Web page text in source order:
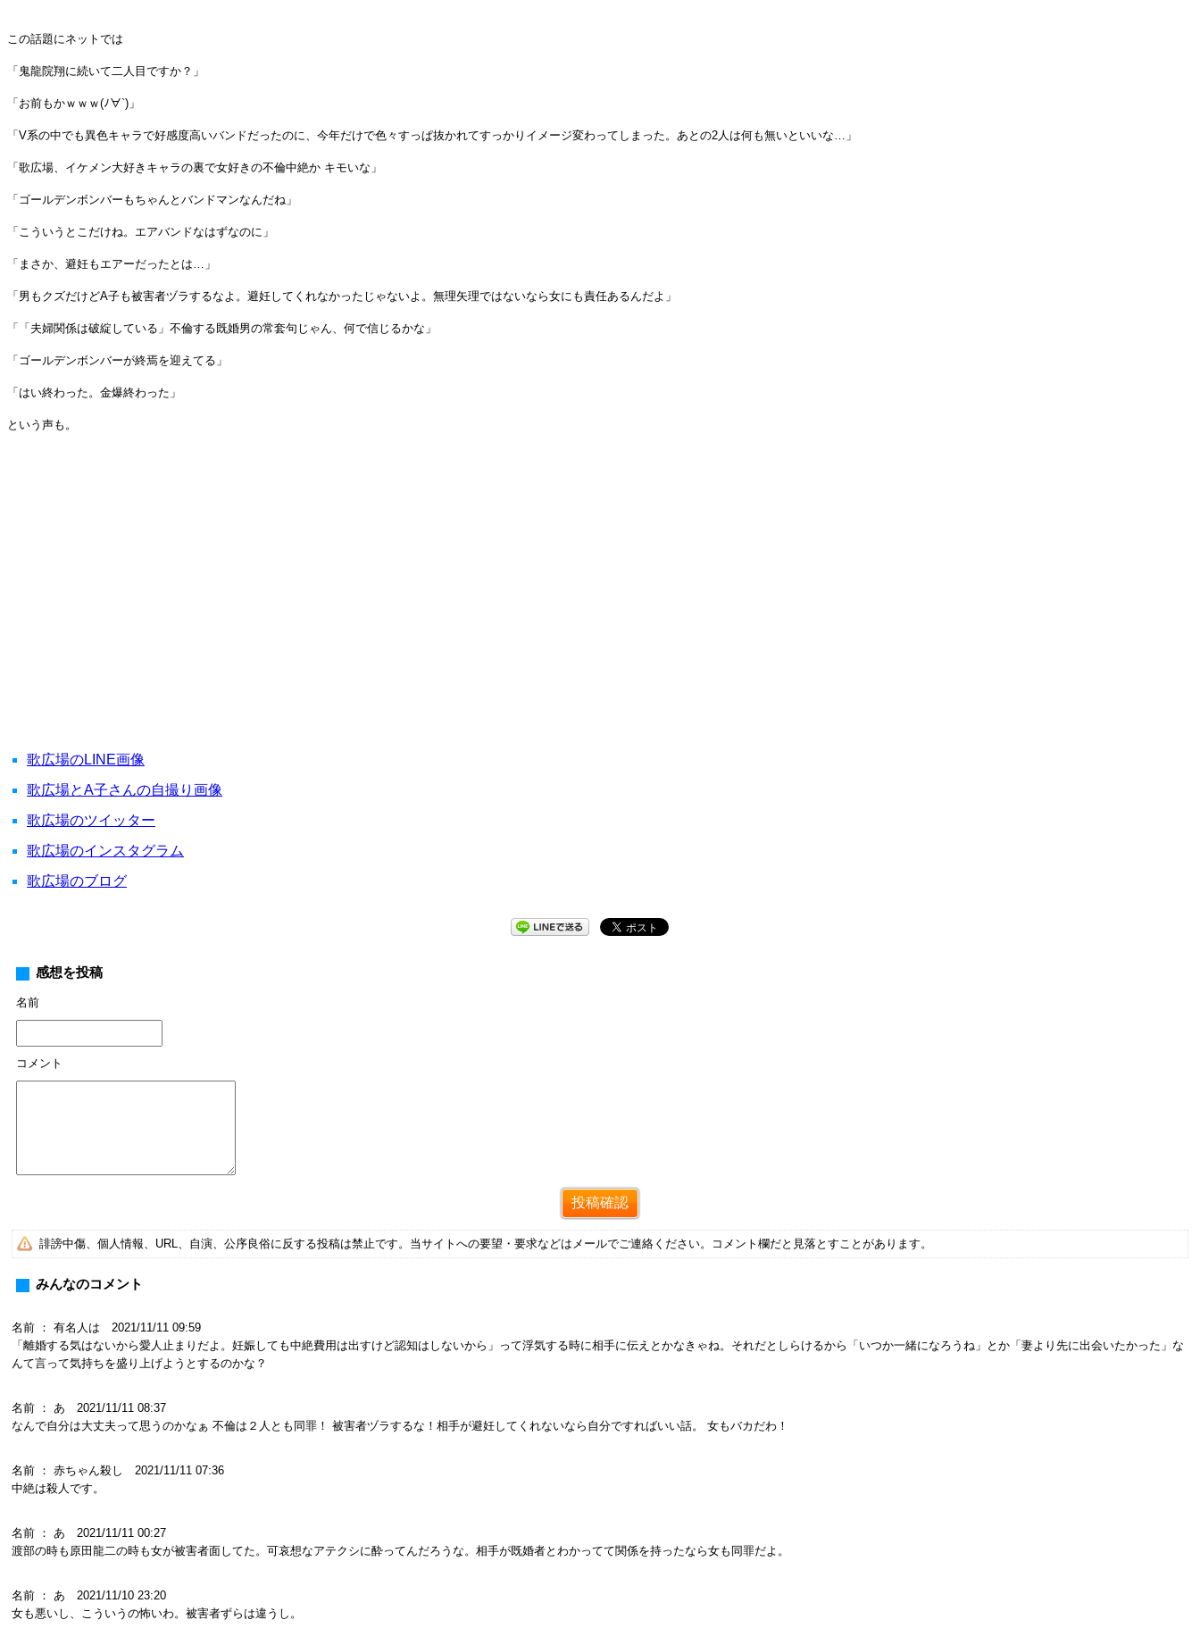
この話題にネットでは
「鬼龍院翔に続いて二人目ですか？」
「お前もかｗｗｗ(ﾉ∀`)」
「V系の中でも異色キャラで好感度高いバンドだったのに、今年だけで色々すっぱ抜かれてすっかりイメージ変わってしまった。あとの2人は何も無いといいな…」
「歌広場、イケメン大好きキャラの裏で女好きの不倫中絶か キモいな」
「ゴールデンボンバーもちゃんとバンドマンなんだね」
「こういうとこだけね。エアバンドなはずなのに」
「まさか、避妊もエアーだったとは…」
「男もクズだけどA子も被害者ヅラするなよ。避妊してくれなかったじゃないよ。無理矢理ではないなら女にも責任あるんだよ」
「「夫婦関係は破綻している」不倫する既婚男の常套句じゃん、何で信じるかな」
「ゴールデンボンバーが終焉を迎えてる」
「はい終わった。金爆終わった」
という声も。
歌広場のLINE画像
歌広場とA子さんの自撮り画像
歌広場のツイッター
歌広場のインスタグラム
歌広場のブログ
感想を投稿
名前
コメント
誹謗中傷、個人情報、URL、自演、公序良俗に反する投稿は禁止です。当サイトへの要望・要求などはメールでご連絡ください。コメント欄だと見落とすことがあります。
みんなのコメント
名前 ： 有名人は 2021/11/11 09:59
「離婚する気はないから愛人止まりだよ。妊娠しても中絶費用は出すけど認知はしないから」って浮気する時に相手に伝えとかなきゃね。それだとしらけるから「いつか一緒になろうね」とか「妻より先に出会いたかった」な
んて言って気持ちを盛り上げようとするのかな？
名前 ： あ 2021/11/11 08:37
なんで自分は大丈夫って思うのかなぁ 不倫は２人とも同罪！ 被害者ヅラするな！相手が避妊してくれないなら自分ですればいい話。 女もバカだわ！
名前 ： 赤ちゃん殺し 2021/11/11 07:36
中絶は殺人です。
名前 ： あ 2021/11/11 00:27
渡部の時も原田龍二の時も女が被害者面してた。可哀想なアテクシに酔ってんだろうな。相手が既婚者とわかってて関係を持ったなら女も同罪だよ。
名前 ： あ 2021/11/10 23:20
女も悪いし、こういうの怖いわ。被害者ずらは違うし。